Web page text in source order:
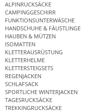
ALPINRUCKSÄCKE
CAMPINGGESCHIRR
FUNKTIONSUNTERWÄSCHE
HANDSCHUHE & FÄUSTLINGE
HAUBEN & MÜTZEN
ISOMATTEN
KLETTERAUSRÜSTUNG
KLETTERHELME
KLETTERSTEIGSETS
REGENJACKEN
SCHLAFSACK
SPORTLICHE WINTERJACKEN
TAGESRUCKSÄCKE
TREKKINGRUCKSÄCKE